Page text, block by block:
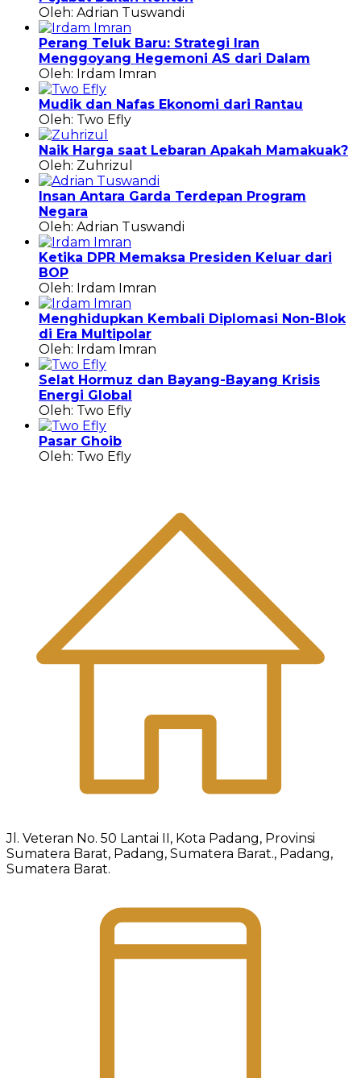
Oleh: Adrian Tuswandi
Perang Teluk Baru: Strategi Iran
Menggoyang Hegemoni AS dari Dalam
Oleh: Irdam Imran
Mudik dan Nafas Ekonomi dari Rantau
Oleh: Two Efly
Naik Harga saat Lebaran Apakah Mamakuak?
Oleh: Zuhrizul
Insan Antara Garda Terdepan Program
Negara
Oleh: Adrian Tuswandi
Ketika DPR Memaksa Presiden Keluar dari
BOP
Oleh: Irdam Imran
Menghidupkan Kembali Diplomasi Non-Blok
di Era Multipolar
Oleh: Irdam Imran
Selat Hormuz dan Bayang-Bayang Krisis
Energi Global
Oleh: Two Efly
Pasar Ghoib
Oleh: Two Efly
Jl. Veteran No. 50 Lantai II, Kota Padang, Provinsi
Sumatera Barat, Padang, Sumatera Barat., Padang,
Sumatera Barat.